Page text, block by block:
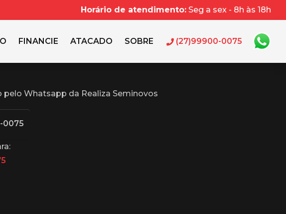
Horário de atendimento: Seg a sex - 8h às 18h
FINANCIE ATACADO SOBRE (27)99900-0075
pelo Whatsapp da Realiza Seminovos
0075